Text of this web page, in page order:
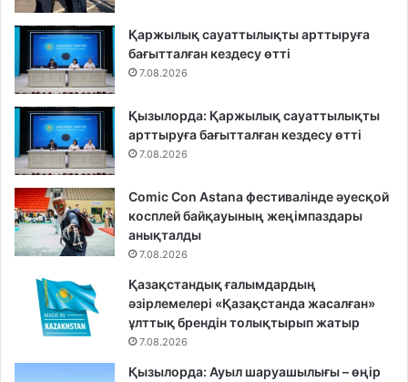
Қаржылық сауаттылықты арттыруға
бағытталған кездесу өтті
7.08.2026
Қызылорда: Қаржылық сауаттылықты
арттыруға бағытталған кездесу өтті
7.08.2026
Comic Con Astana фестивалінде әуесқой
косплей байқауының жеңімпаздары
анықталды
7.08.2026
Қазақстандық ғалымдардың
әзірлемелері «Қазақстанда жасалған»
ұлттық брендін толықтырып жатыр
7.08.2026
Қызылорда: Ауыл шаруашылығы – өңір